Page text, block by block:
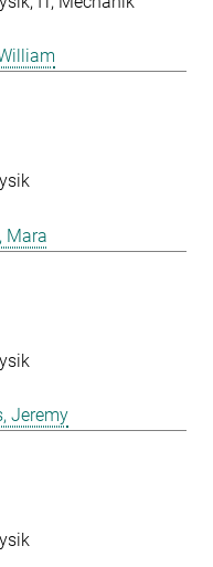
Mara
Jeremy